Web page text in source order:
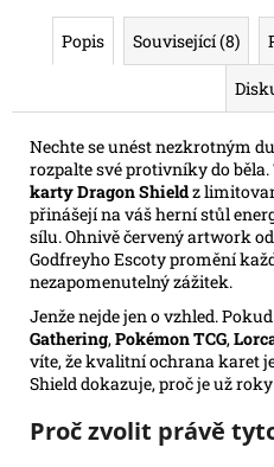
Popis Související (8)
Nechte se unést nezkrotným
rozpalte své protivníky do
karty Dragon Shieldz
přinášejí na váš herní stůl
sílu. Ohnivě červený artwork
Godfreyho Escoty promění
nezapomenutelný zážitek.
Jenže nejde jen o vzhled.
Gathering,Pokémon TCG,
víte, že kvalitní ochrana karet
Shield dokazuje, proč je už
Proč zvolit právě
IB08
ILLUSTRATION
BOX
Kč